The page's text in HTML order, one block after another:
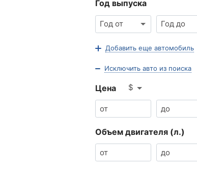
Год выпуска
Год от Год до
Добавить еще автомобиль
Исключить авто из поиска
Цена $
Объем двигателя (л.)